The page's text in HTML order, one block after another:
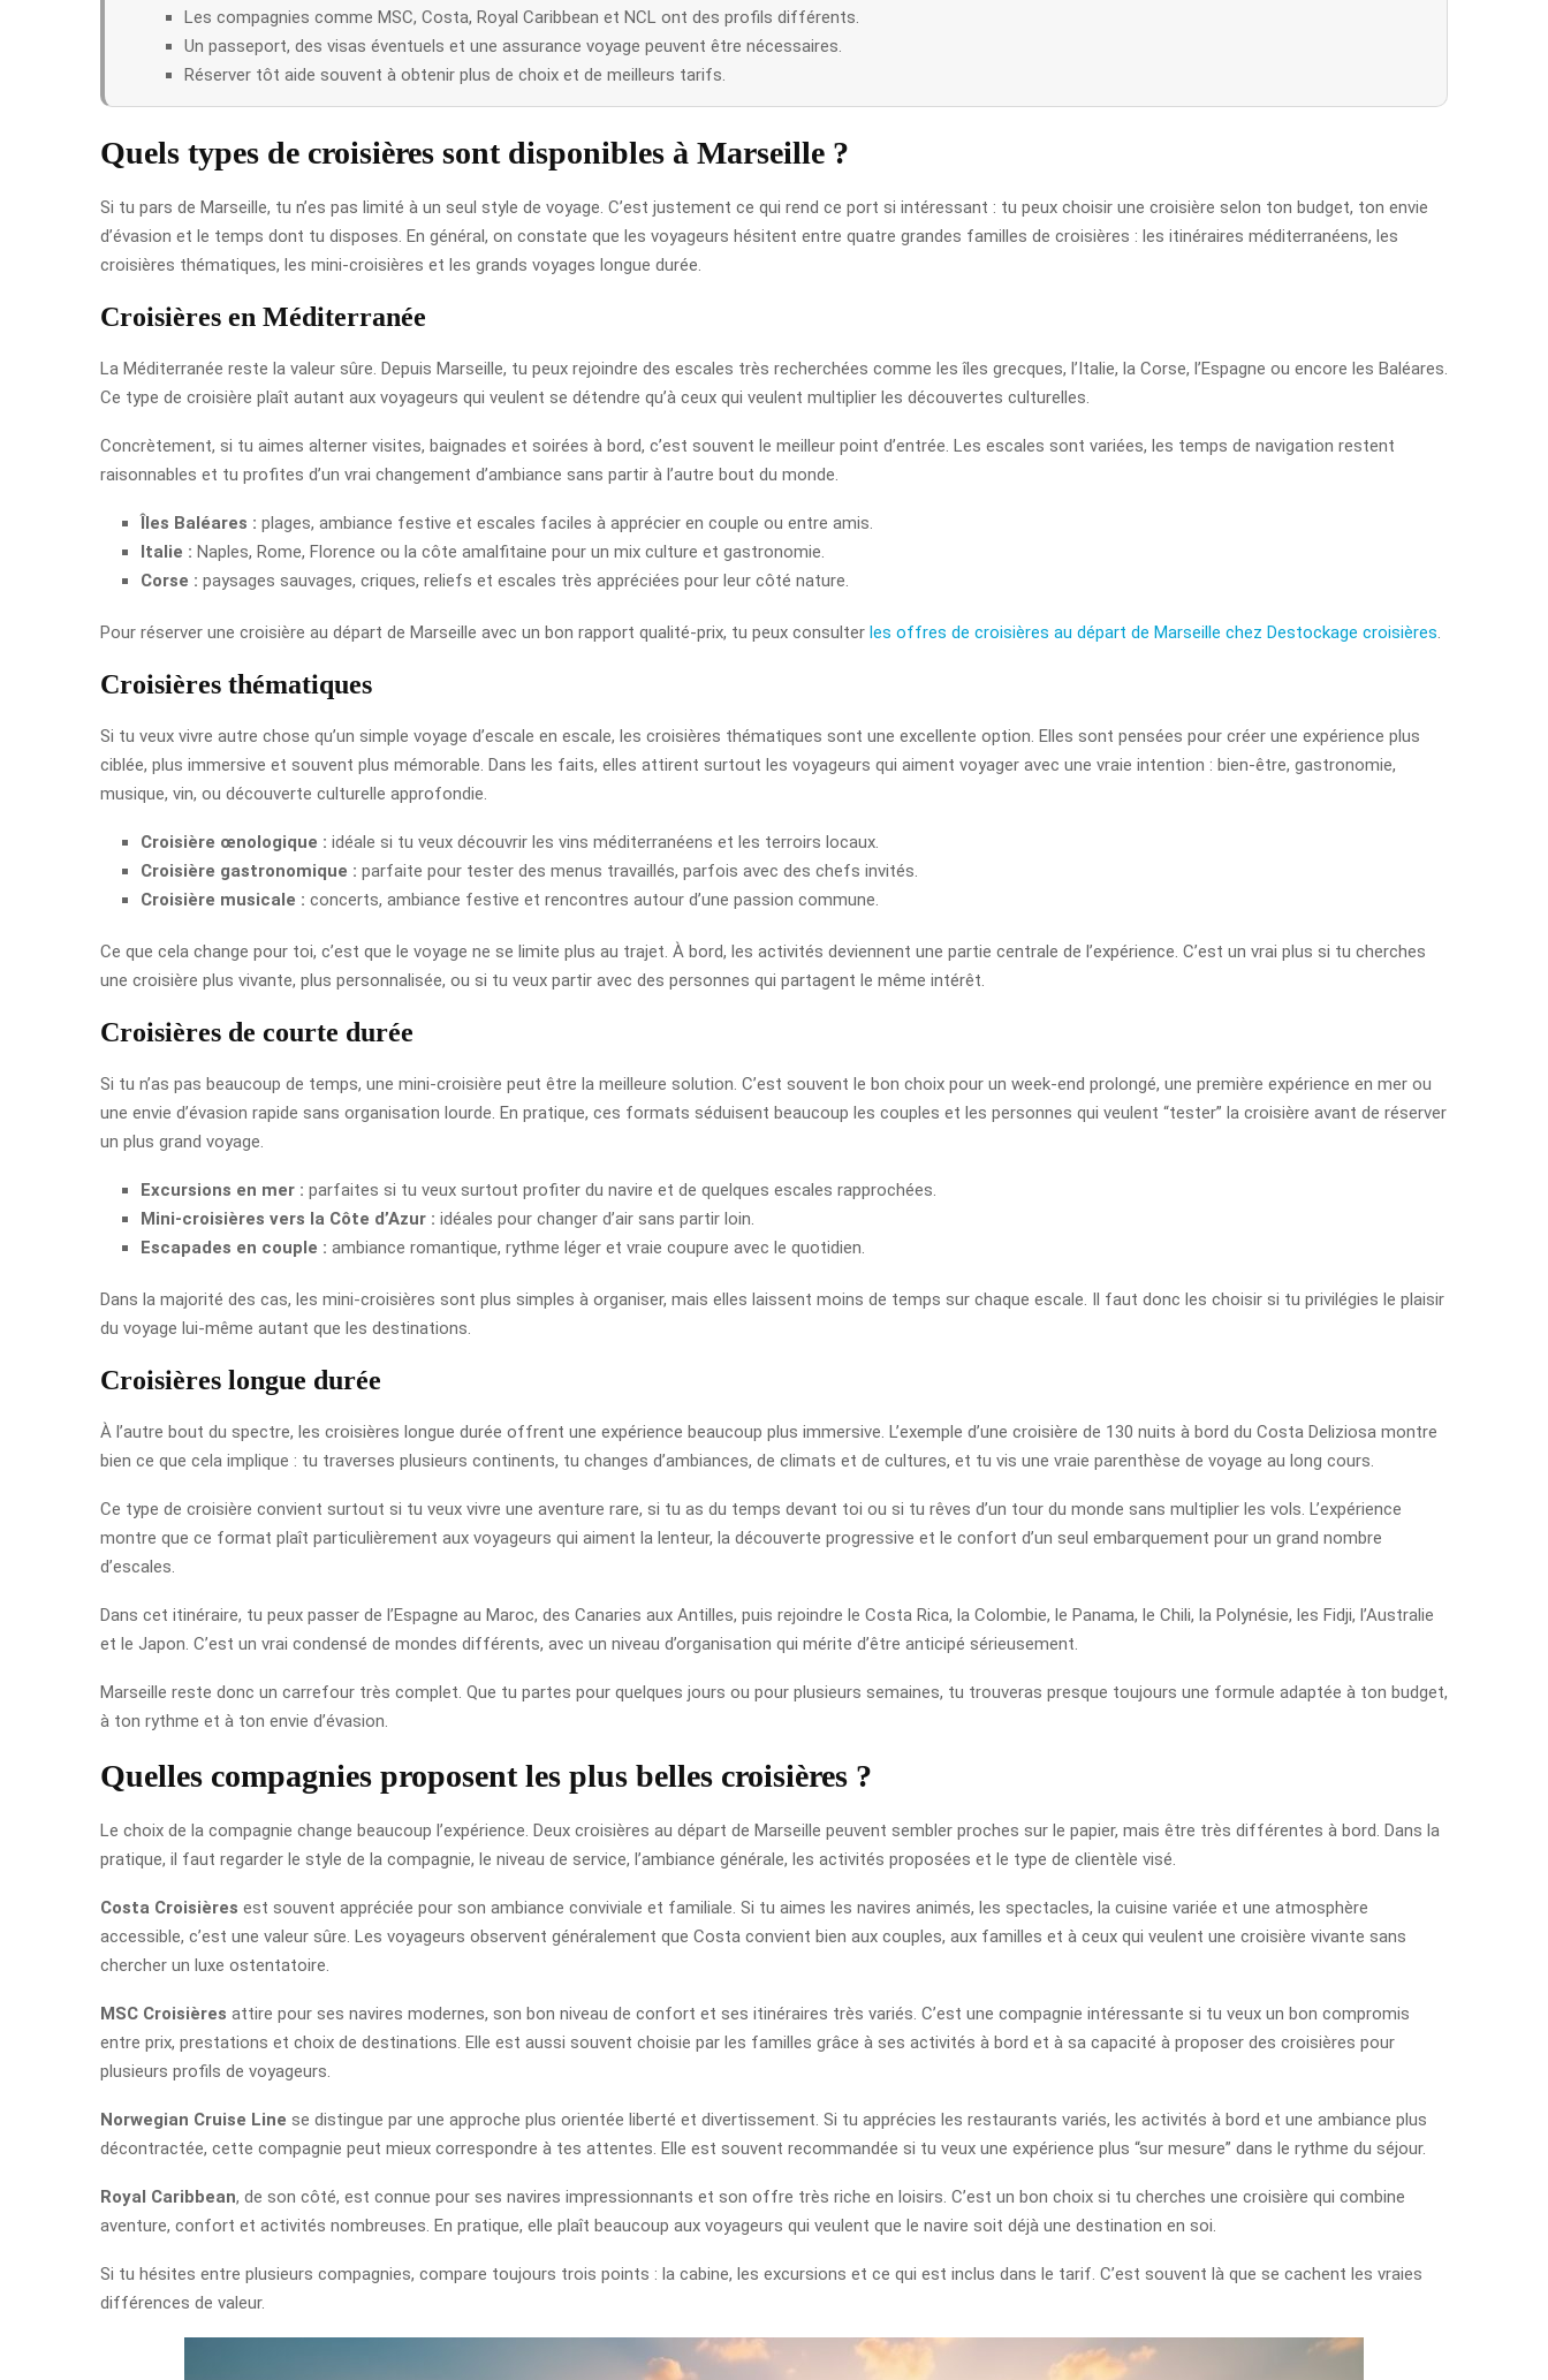
Les compagnies comme MSC, Costa, Royal Caribbean et NCL ont des profils différents.
Un passeport, des visas éventuels et une assurance voyage peuvent être nécessaires.
Réserver tôt aide souvent à obtenir plus de choix et de meilleurs tarifs.
Quels types de croisières sont disponibles à Marseille ?
Si tu pars de Marseille, tu n’es pas limité à un seul style de voyage. C’est justement ce qui rend ce port si intéressant : tu peux choisir une croisière selon ton budget, ton envie
d’évasion et le temps dont tu disposes. En général, on constate que les voyageurs hésitent entre quatre grandes familles de croisières : les itinéraires méditerranéens, les
croisières thématiques, les mini-croisières et les grands voyages longue durée.
Croisières en Méditerranée
La Méditerranée reste la valeur sûre. Depuis Marseille, tu peux rejoindre des escales très recherchées comme les îles grecques, l’Italie, la Corse, l’Espagne ou encore les Baléares.
Ce type de croisière plaît autant aux voyageurs qui veulent se détendre qu’à ceux qui veulent multiplier les découvertes culturelles.
Concrètement, si tu aimes alterner visites, baignades et soirées à bord, c’est souvent le meilleur point d’entrée. Les escales sont variées, les temps de navigation restent
raisonnables et tu profites d’un vrai changement d’ambiance sans partir à l’autre bout du monde.
Îles Baléares : plages, ambiance festive et escales faciles à apprécier en couple ou entre amis.
Italie : Naples, Rome, Florence ou la côte amalfitaine pour un mix culture et gastronomie.
Corse : paysages sauvages, criques, reliefs et escales très appréciées pour leur côté nature.
Pour réserver une croisière au départ de Marseille avec un bon rapport qualité-prix, tu peux consulter les offres de croisières au départ de Marseille chez Destockage croisières
Croisières thématiques
Si tu veux vivre autre chose qu’un simple voyage d’escale en escale, les croisières thématiques sont une excellente option. Elles sont pensées pour créer une expérience plus
ciblée, plus immersive et souvent plus mémorable. Dans les faits, elles attirent surtout les voyageurs qui aiment voyager avec une vraie intention : bien-être, gastronomie,
musique, vin, ou découverte culturelle approfondie.
Croisière œnologique : idéale si tu veux découvrir les vins méditerranéens et les terroirs locaux.
Croisière gastronomique : parfaite pour tester des menus travaillés, parfois avec des chefs invités.
Croisière musicale : concerts, ambiance festive et rencontres autour d’une passion commune.
Ce que cela change pour toi, c’est que le voyage ne se limite plus au trajet. À bord, les activités deviennent une partie centrale de l’expérience. C’est un vrai plus si tu cherches
une croisière plus vivante, plus personnalisée, ou si tu veux partir avec des personnes qui partagent le même intérêt.
Croisières de courte durée
Si tu n’as pas beaucoup de temps, une mini-croisière peut être la meilleure solution. C’est souvent le bon choix pour un week-end prolongé, une première expérience en mer ou
une envie d’évasion rapide sans organisation lourde. En pratique, ces formats séduisent beaucoup les couples et les personnes qui veulent “tester” la croisière avant de réserver
un plus grand voyage.
Excursions en mer : parfaites si tu veux surtout profiter du navire et de quelques escales rapprochées.
Mini-croisières vers la Côte d’Azur : idéales pour changer d’air sans partir loin.
Escapades en couple : ambiance romantique, rythme léger et vraie coupure avec le quotidien.
Dans la majorité des cas, les mini-croisières sont plus simples à organiser, mais elles laissent moins de temps sur chaque escale. Il faut donc les choisir si tu privilégies le plaisir
du voyage lui-même autant que les destinations.
Croisières longue durée
À l’autre bout du spectre, les croisières longue durée offrent une expérience beaucoup plus immersive. L’exemple d’une croisière de 130 nuits à bord du Costa Deliziosa montre
bien ce que cela implique : tu traverses plusieurs continents, tu changes d’ambiances, de climats et de cultures, et tu vis une vraie parenthèse de voyage au long cours.
Ce type de croisière convient surtout si tu veux vivre une aventure rare, si tu as du temps devant toi ou si tu rêves d’un tour du monde sans multiplier les vols. L’expérience
montre que ce format plaît particulièrement aux voyageurs qui aiment la lenteur, la découverte progressive et le confort d’un seul embarquement pour un grand nombre
d’escales.
Dans cet itinéraire, tu peux passer de l’Espagne au Maroc, des Canaries aux Antilles, puis rejoindre le Costa Rica, la Colombie, le Panama, le Chili, la Polynésie, les Fidji, l’Australie
et le Japon. C’est un vrai condensé de mondes différents, avec un niveau d’organisation qui mérite d’être anticipé sérieusement.
Marseille reste donc un carrefour très complet. Que tu partes pour quelques jours ou pour plusieurs semaines, tu trouveras presque toujours une formule adaptée à ton budget,
à ton rythme et à ton envie d’évasion.
Quelles compagnies proposent les plus belles croisières ?
Le choix de la compagnie change beaucoup l’expérience. Deux croisières au départ de Marseille peuvent sembler proches sur le papier, mais être très différentes à bord. Dans la
pratique, il faut regarder le style de la compagnie, le niveau de service, l’ambiance générale, les activités proposées et le type de clientèle visé.
Costa Croisières est souvent appréciée pour son ambiance conviviale et familiale. Si tu aimes les navires animés, les spectacles, la cuisine variée et une atmosphère
accessible, c’est une valeur sûre. Les voyageurs observent généralement que Costa convient bien aux couples, aux familles et à ceux qui veulent une croisière vivante sans
chercher un luxe ostentatoire.
MSC Croisières attire pour ses navires modernes, son bon niveau de confort et ses itinéraires très variés. C’est une compagnie intéressante si tu veux un bon compromis
entre prix, prestations et choix de destinations. Elle est aussi souvent choisie par les familles grâce à ses activités à bord et à sa capacité à proposer des croisières pour
plusieurs profils de voyageurs.
Norwegian Cruise Line se distingue par une approche plus orientée liberté et divertissement. Si tu apprécies les restaurants variés, les activités à bord et une ambiance plus
décontractée, cette compagnie peut mieux correspondre à tes attentes. Elle est souvent recommandée si tu veux une expérience plus “sur mesure” dans le rythme du séjour.
Royal Caribbean, de son côté, est connue pour ses navires impressionnants et son offre très riche en loisirs. C’est un bon choix si tu cherches une croisière qui combine
aventure, confort et activités nombreuses. En pratique, elle plaît beaucoup aux voyageurs qui veulent que le navire soit déjà une destination en soi.
Si tu hésites entre plusieurs compagnies, compare toujours trois points : la cabine, les excursions et ce qui est inclus dans le tarif. C’est souvent là que se cachent les vraies
différences de valeur.